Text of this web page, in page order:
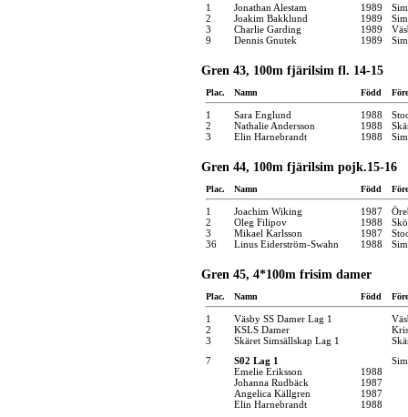
1 Jonathan Alestam 1989
2
Joakim Bakklund 1989
3
Charlie Garding 1989
9
Dennis Gnutek 1989
Gren 43, 100m fjärilsim fl. 14-15
Plac. Namn Född
1 Sara Englund 1988
2
Nathalie Andersson 1988
3
Elin Harnebrandt 1988
Gren 44, 100m fjärilsim pojk.15-16
Plac. Namn Född
1 Joachim Wiking 1987
2
Oleg Filipov 1988
3
Mikael Karlsson 1987
36
Linus Eiderström-Swahn 1988
Gren 45, 4*100m frisim damer
Plac. Namn Född
1 Väsby SS Damer Lag 1
2
KSLS Damer
3
Skäret Simsällskap Lag 1
7
S02 Lag 1
Emelie Eriksson
1988
Johanna Rudbäck
1987
Angelica Källgren
1987
Elin Harnebrandt
1988